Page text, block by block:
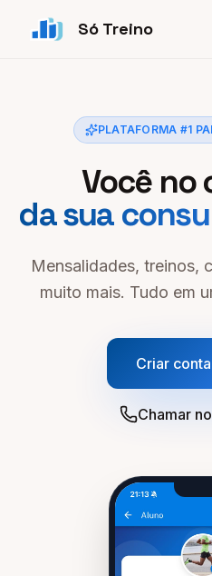
Só Treino
PLATAFORMA #1
Você no
dasua consu
Mensalidades, treinos,
muito mais. Tudo em
Criar
Chamar